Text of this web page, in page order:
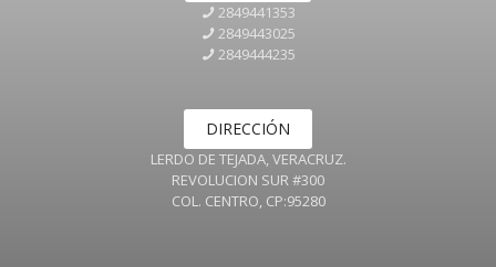
2849441353
2849443025
2849444235
DIRECCIÓN
LERDO DE TEJADA, VERACRUZ.
REVOLUCION SUR #300
COL. CENTRO, CP:95280